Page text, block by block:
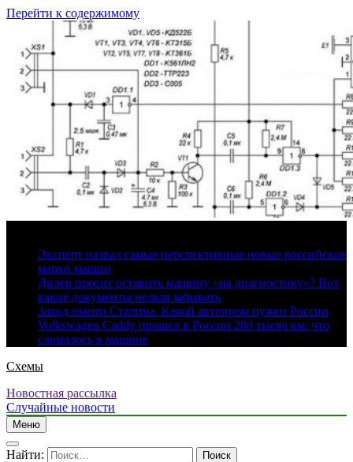
Перейти к содержимому
Эксперт назвал самые перспективные новые российские
марки машин
Дилер просит оставить машину «на диагностику»? Вот
какие документы нельзя забывать
Завод имени Сталина. Какой автопром нужен России
Volkswagen Caddy прошел в России 280 тысяч км: что
сломалось в машине
Схемы
Новостная рассылка
Случайные новости
Меню
Найти: